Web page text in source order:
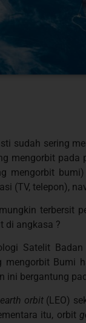
sudah sering
mengorbit
mengorbit
(TV, telepon),
terbersit
di angkasa ?
Satelit
Bumi
ini bergantung
orbit(LEO)
itu, orbit